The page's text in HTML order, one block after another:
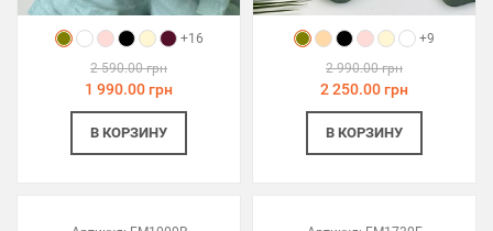
+16
2 590.00 грн
1 990.00 грн
В КОРЗИНУ
+9
2 990.00 грн
2 250.00 грн
В КОРЗИНУ